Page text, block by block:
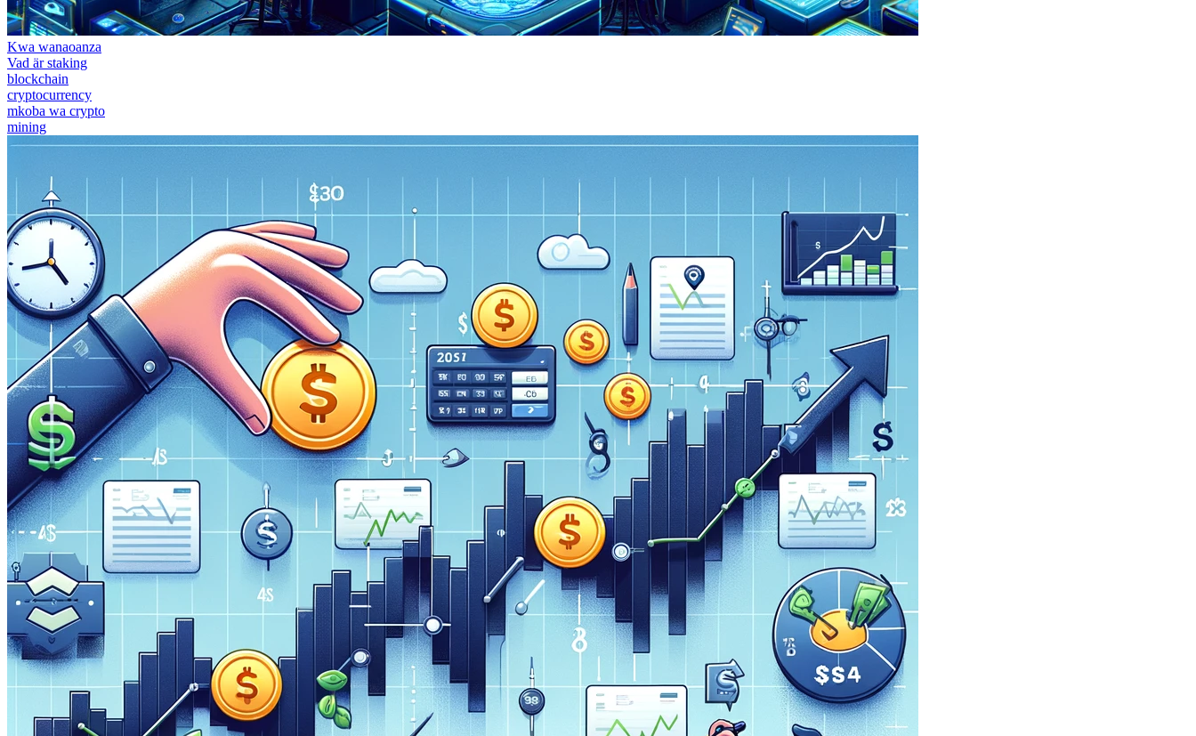
Kwa wanaoanza
Vad är staking
blockchain
cryptocurrency
mkoba wa crypto
mining